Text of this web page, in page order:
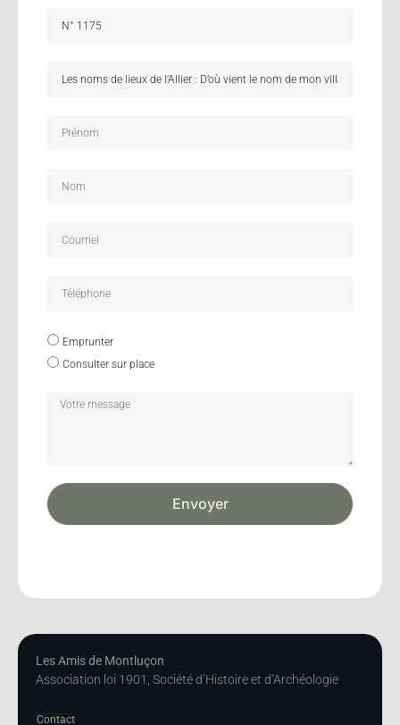
Emprunter
Consulter sur place
Envoyer
Les Amis de Montluçon
Association loi 1901, Société d’Histoire et d’Archéologie
Contact